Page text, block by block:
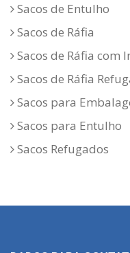
Sacos de Entulho
Sacos de Ráfia
Sacos de Ráfia com
Sacos de Ráfia
Sacos para
Sacos para Entulho
Sacos Refugados